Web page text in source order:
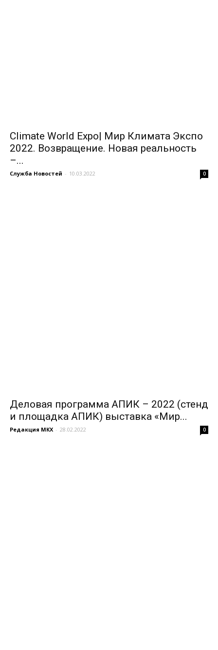
Climate World Expo| Мир Климата Экспо
2022. Возвращение. Новая реальность
–...
Служба Новостей - 10.03.2022 0
Деловая программа АПИК – 2022 (стенд
и площадка АПИК) выставка «Мир...
Редакция МКХ - 28.02.2022 0